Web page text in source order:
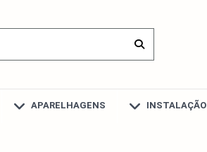
APARELHAGENS INSTALAÇÃO